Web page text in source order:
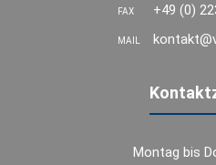
FAX +49 (0)
MAIL
Montag bis